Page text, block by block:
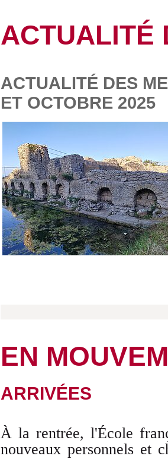
ACTUALITÉ
ACTUALITÉ DES
ET OCTOBRE 2025
EN
ARRIVÉES
À la rentrée, l'École
nouveaux personnels et